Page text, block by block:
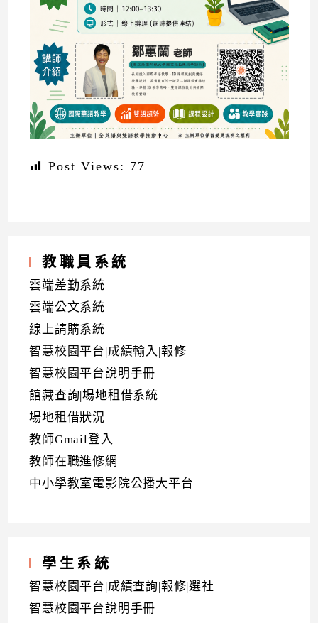
Post Views: 77
教職員系統
雲端差勤系統
雲端公文系統
線上請購系統
智慧校園平台|成績輸入|報修
智慧校園平台說明手冊
館藏查詢|場地租借系統
場地租借狀況
教師Gmail登入
教師在職進修網
中小學教室電影院公播大平台
學生系統
智慧校園平台|成績查詢|報修|選社
智慧校園平台說明手冊